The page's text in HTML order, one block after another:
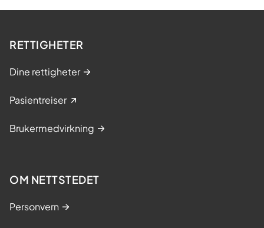
RETTIGHETER
Dine rettigheter
Pasientreiser
Brukermedvirkning
OM NETTSTEDET
Personvern